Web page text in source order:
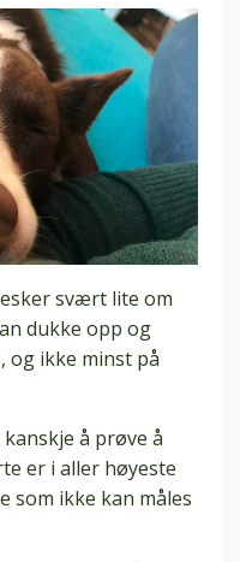
svært lite om
dukke opp og
og ikke minst på
å prøve å
er i aller høyeste
som ikke kan måles